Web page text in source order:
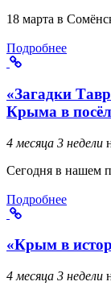
18 марта в
Подробнее
«Загадки
Крыма в
4 месяца 3 недели
Сегодня в нашем
Подробнее
«Крым в
4 месяца 3 недели